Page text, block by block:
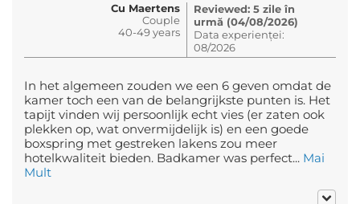
Cu Maertens
Couple
40-49 years
Reviewed: 5 zile în
urmă (04/08/2026)
Data experienței:
08/2026
In het algemeen zouden we een 6 geven omdat de
kamer toch een van de belangrijkste punten is. Het
tapijt vinden wij persoonlijk echt vies (er zaten ook
plekken op, wat onvermijdelijk is) en een goede
boxspring met gestreken lakens zou meer
hotelkwaliteit bieden. Badkamer was perfect... Mai
Mult